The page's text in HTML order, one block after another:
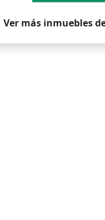
Ver más inmuebles